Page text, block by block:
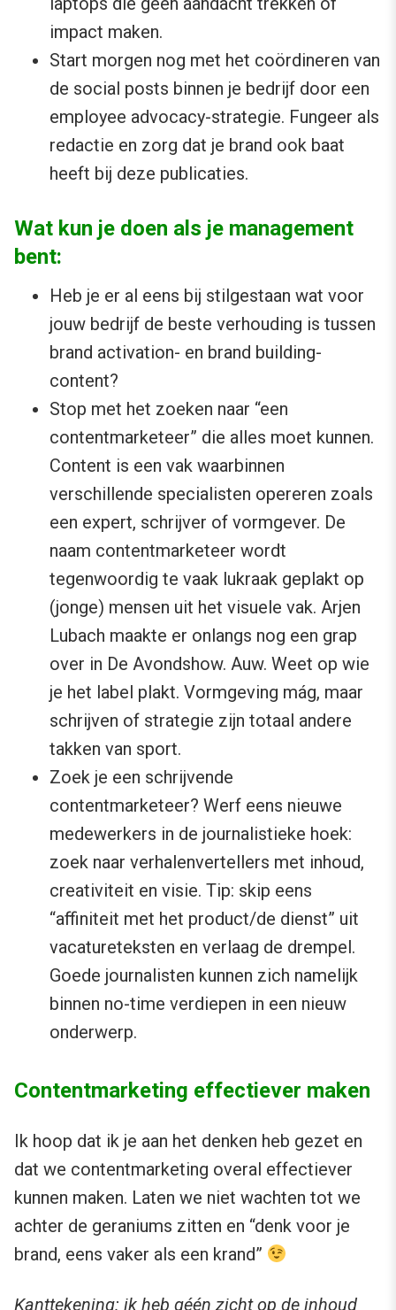
impact maken.
Start morgen nog met het coördineren van
de social posts binnen je bedrijf door een
employee advocacy-strategie. Fungeer als
redactie en zorg dat je brand ook baat
heeft bij deze publicaties.
Wat kun je doen als je management
bent:
Heb je er al eens bij stilgestaan wat voor
jouw bedrijf de beste verhouding is tussen
brand activation- en brand building-
content?
Stop met het zoeken naar “een
contentmarketeer” die alles moet kunnen.
Content is een vak waarbinnen
verschillende specialisten opereren zoals
een expert, schrijver of vormgever. De
naam contentmarketeer wordt
tegenwoordig te vaak lukraak geplakt op
(jonge) mensen uit het visuele vak. Arjen
Lubach maakte er onlangs nog een grap
over in De Avondshow. Auw. Weet op wie
je het label plakt. Vormgeving mág, maar
schrijven of strategie zijn totaal andere
takken van sport.
Zoek je een schrijvende
contentmarketeer? Werf eens nieuwe
medewerkers in de journalistieke hoek:
zoek naar verhalenvertellers met inhoud,
creativiteit en visie. Tip: skip eens
“affiniteit met het product/de dienst” uit
vacatureteksten en verlaag de drempel.
Goede journalisten kunnen zich namelijk
binnen no-time verdiepen in een nieuw
onderwerp.
Contentmarketing effectiever maken
Ik hoop dat ik je aan het denken heb gezet en
dat we contentmarketing overal effectiever
kunnen maken. Laten we niet wachten tot we
achter de geraniums zitten en “denk voor je
brand, eens vaker als een krand”
Kanttekening: ik heb géén zicht op de inhoud